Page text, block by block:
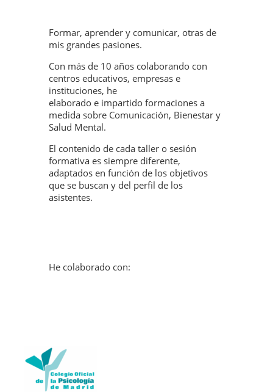
Formar, aprender y comunicar, otras de
mis grandes pasiones.
Con más de 10 años colaborando con
centros educativos, empresas e
instituciones, he
elaborado e impartido formaciones a
medida sobre Comunicación, Bienestar y
Salud Mental.
El contenido de cada taller o sesión
formativa es siempre diferente,
adaptados en función de los objetivos
que se buscan y del perfil de los
asistentes.
He colaborado con: